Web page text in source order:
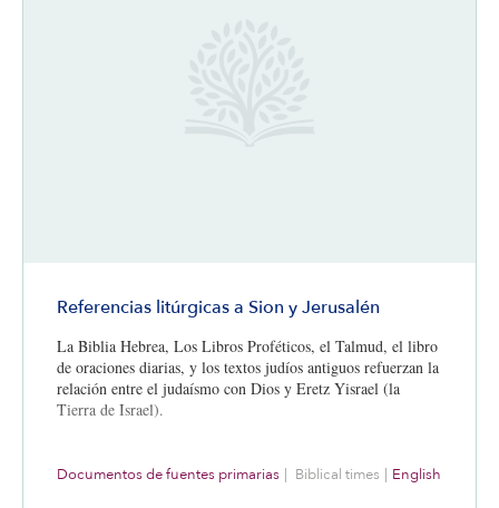
Referencias litúrgicas a Sion y Jerusalén
La Biblia Hebrea, Los Libros Proféticos, el Talmud, el libro
de oraciones diarias, y los textos judíos antiguos refuerzan la
relación entre el judaísmo con Dios y Eretz Yisrael (la
Tierra de Israel).
Documentos de fuentes primarias | Biblical times | English